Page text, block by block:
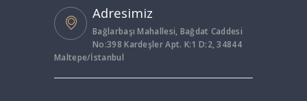
Adresimiz
Bağlarbaşı Mahallesi, Bağdat Caddesi
No:398 Kardeşler Apt. K:1 D:2, 34844
Maltepe/İstanbul